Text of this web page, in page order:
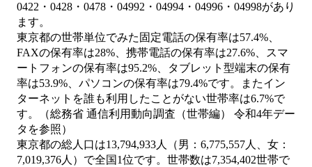
0422・0428・0478・04992・04994・04996・04998があり
ます。
東京都の世帯単位でみた固定電話の保有率は57.4%、
FAXの保有率は28%、携帯電話の保有率は27.6%、スマ
ートフォンの保有率は95.2%、タブレット型端末の保有
率は53.9%、パソコンの保有率は79.4%です。またイン
ターネットを誰も利用したことがない世帯率は6.7%で
す。（総務省 通信利用動向調査（世帯編） 令和4年デー
タを参照）
東京都の総人口は13,794,933人（男：6,775,557人、女：
7,019,376人）で全国1位です。世帯数は7,354,402世帯で